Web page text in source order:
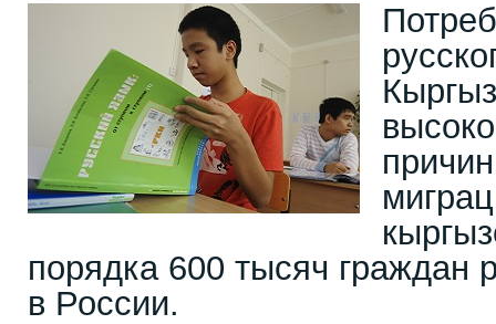
порядка 600 тысяч граждан
в России.